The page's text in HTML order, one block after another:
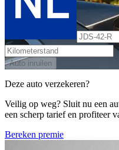
Auto inruilen
Deze auto verzekeren?
Veilig op weg? Sluit nu een
een scherp tarief en profiteer
Bereken premie